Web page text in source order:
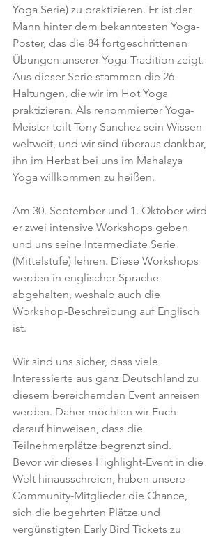
Yoga Serie) zu praktizieren. Er ist der
Mann hinter dem bekanntesten Yoga-
Poster, das die 84 fortgeschrittenen
Übungen unserer Yoga-Tradition zeigt.
Aus dieser Serie stammen die 26
Haltungen, die wir im Hot Yoga
praktizieren. Als renommierter Yoga-
Meister teilt Tony Sanchez sein Wissen
weltweit, und wir sind überaus dankbar,
ihn im Herbst bei uns im Mahalaya
Yoga willkommen zu heißen.
Am 30. September und 1. Oktober wird
er zwei intensive Workshops geben
und uns seine Intermediate Serie
(Mittelstufe) lehren. Diese Workshops
werden in englischer Sprache
abgehalten, weshalb auch die
Workshop-Beschreibung auf Englisch
ist.
Wir sind uns sicher, dass viele
Interessierte aus ganz Deutschland zu
diesem bereichernden Event anreisen
werden. Daher möchten wir Euch
darauf hinweisen, dass die
Teilnehmerplätze begrenzt sind.
Bevor wir dieses Highlight-Event in die
Welt hinausschreien, haben unsere
Community-Mitglieder die Chance,
sich die begehrten Plätze und
vergünstigten Early Bird Tickets zu